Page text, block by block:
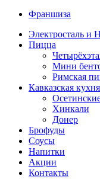
Франшиза
Электросталь и
Пицца
Мини
Римская
Кавказская кухня
Хинкали
Донер
Брофуды
Соусы
Напитки
Акции
Контакты